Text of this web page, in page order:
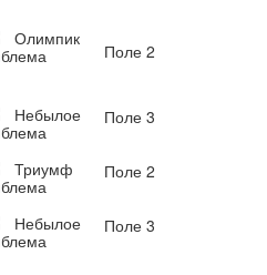
Олимпик
Поле 2
Небылое
Поле 3
Триумф
Поле 2
Небылое
Поле 3